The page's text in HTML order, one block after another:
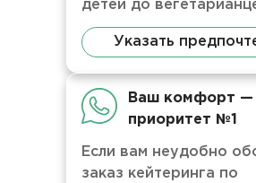
детей до
Указать
Ваш комфорт —
приоритет №1
Если вам неудобно
заказ кейтеринга по